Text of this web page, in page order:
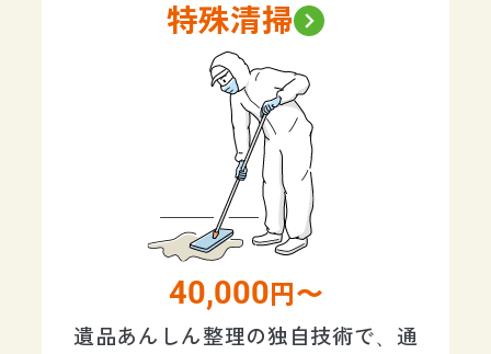
特殊清掃
40,000 円〜
遺品あんしん整理の独自技術で、通